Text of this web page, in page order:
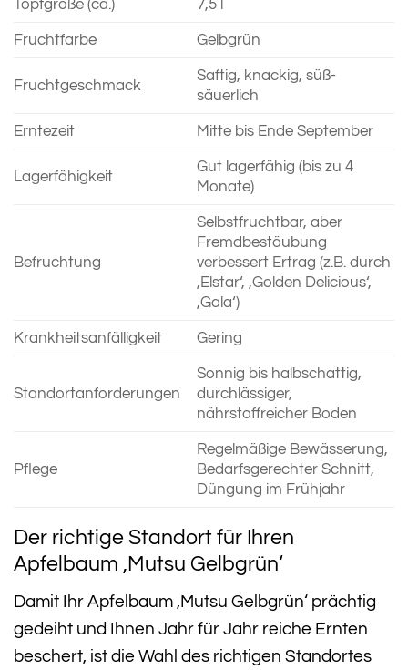
Topfgröße (ca.) 7,5 l
Fruchtfarbe Gelbgrün
Fruchtgeschmack
Saftig, knackig, süß-
säuerlich
Erntezeit Mitte bis Ende September
Lagerfähigkeit
Gut lagerfähig (bis zu 4
Monate)
Befruchtung
Selbstfruchtbar, aber
Fremdbestäubung
verbessert Ertrag (z.B. durch
‚Elstar‘, ‚Golden Delicious‘,
‚Gala‘)
Krankheitsanfälligkeit Gering
Standortanforderungen
Sonnig bis halbschattig,
durchlässiger,
nährstoffreicher Boden
Pflege
Regelmäßige Bewässerung,
Bedarfsgerechter Schnitt,
Düngung im Frühjahr
Der richtige Standort für Ihren
Apfelbaum ‚Mutsu Gelbgrün‘
Damit Ihr Apfelbaum ‚Mutsu Gelbgrün‘ prächtig
gedeiht und Ihnen Jahr für Jahr reiche Ernten
beschert, ist die Wahl des richtigen Standortes